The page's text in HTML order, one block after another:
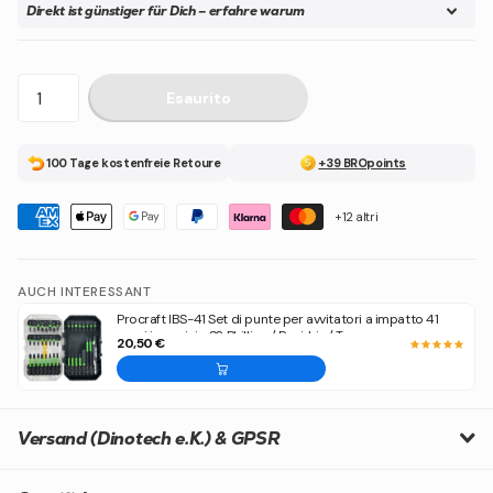
Direkt ist günstiger für Dich – erfahre warum
Esaurito
100 Tage kostenfreie Retoure +39 BROpoints
+12 altri
AUCH INTERESSANT
Procraft IBS-41 Set di punte per avvitatori a impatto 41
pezzi in acciaio S2 Phillips / Pozidriv / Torx
20,50 €
Versand (Dinotech e.K.) & GPSR